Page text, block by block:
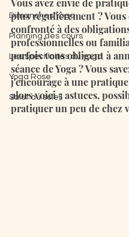
Dimanches Yoga
Planning des cours
Les spécificités du yoga
Yoga Rose
Salut au soleil
Vous avez envie de
plus régulièrement ? Vous
confronté à des
professionnelles ou
parfois vous obligent à
séance de Yoga ? Vous
j'encourage à une
alors voici 5 astuces,
pratiquer un peu de chez